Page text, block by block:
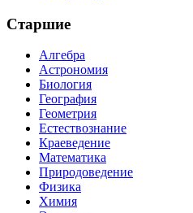
Старшие
Алгебра
Астрономия
Биология
География
Геометрия
Естествознание
Краеведение
Математика
Природоведение
Физика
Химия